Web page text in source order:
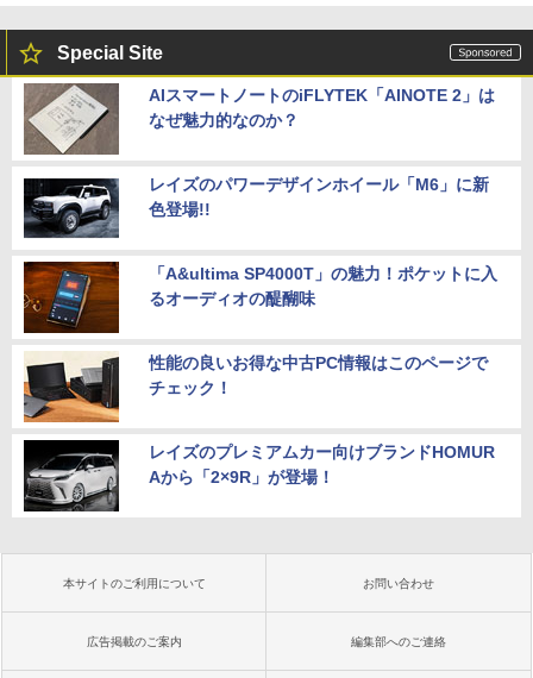
Special Site
AIスマートノートのiFLYTEK「AINOTE 2」は
なぜ魅力的なのか？
レイズのパワーデザインホイール「M6」に新
色登場!!
「A&ultima SP4000T」の魅力！ポケットに入
るオーディオの醍醐味
性能の良いお得な中古PC情報はこのページで
チェック！
レイズのプレミアムカー向けブランドHOMUR
Aから「2×9R」が登場！
本サイトのご利用について お問い合わせ
広告掲載のご案内 編集部へのご連絡